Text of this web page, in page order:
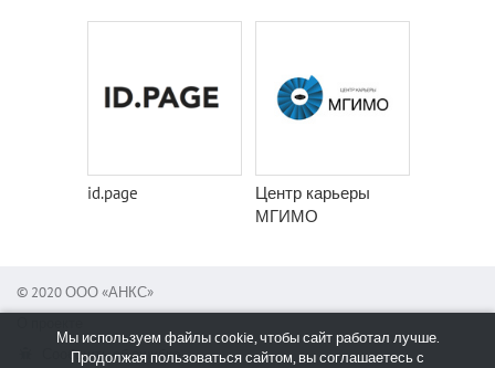
id.page
Центр карьеры
МГИМО
© 2020 ООО «АНКС»
Сообщить об ошибке
Мы используем файлы cookie, чтобы сайт работал лучше.
Продолжая пользоваться сайтом, вы соглашаетесь с